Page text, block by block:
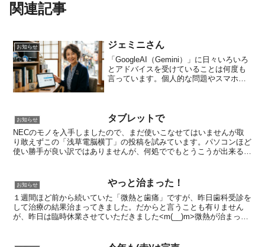
関連記事
お知らせ ジェミニさん
「GoogleAI（Gemini）」に日々いろいろ
とアドバイスを受けていることは何度も
言っています。個人的な問題やスマホ・
うな存在に...
お知らせ タブレットで
NECのモノを入手しましたので、まだ使いこなせてはいませんが取
り敢えずこの「浅草電脳横丁」の投稿を試みています。パソコンほど
使い勝手が良い訳ではありませんが、何処ででもとうこうが出来るの
お知らせ やっと治まった！
１週間ほど前から続いていた「微熱と歯痛」ですが、昨日歯科受診を
して治療の結果治まってきました。だからと言うことも有りません
が、昨日は臨時休業させていただきました<m(__)m>微熱が治まって